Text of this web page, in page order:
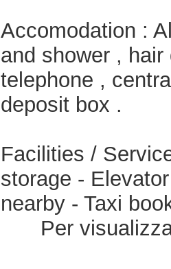
Accomodation :
and shower ,
telephone ,
deposit box .
Facilities /
storage -
nearby - Taxi
Per